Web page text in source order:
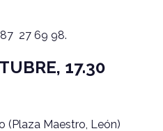
27 69 98.
17.30
(Plaza Maestro, León)